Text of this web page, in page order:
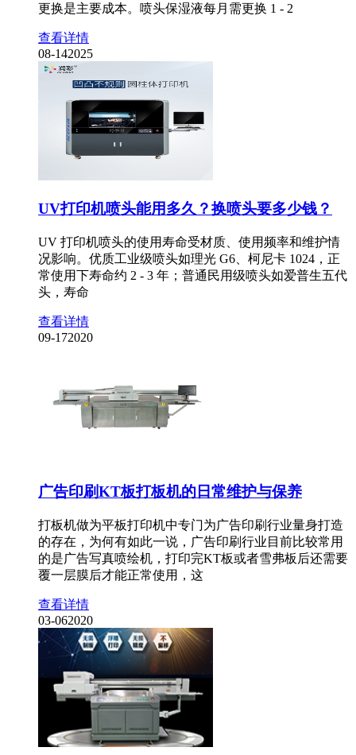
更换是主要成本。喷头保湿液每月需更换 1 - 2
查看详情
08-142025
UV打印机喷头能用多久？换喷头要多少钱？
UV 打印机喷头的使用寿命受材质、使用频率和维护情
况影响。优质工业级喷头如理光 G6、柯尼卡 1024，正
常使用下寿命约 2 - 3 年；普通民用级喷头如爱普生五代
头，寿命
查看详情
09-172020
广告印刷KT板打板机的日常维护与保养
打板机做为平板打印机中专门为广告印刷行业量身打造
的存在，为何有如此一说，广告印刷行业目前比较常用
的是广告写真喷绘机，打印完KT板或者雪弗板后还需要
覆一层膜后才能正常使用，这
查看详情
03-062020